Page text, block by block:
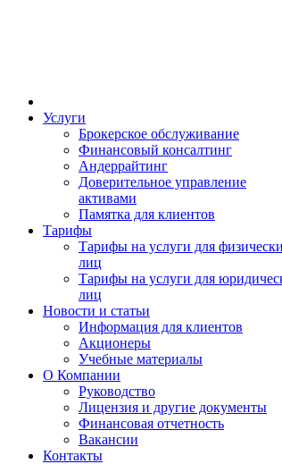
Услуги
Брокерское обслуживание
Финансовый консалтинг
Андеррайтинг
Доверительное управление
активами
Памятка для клиентов
Тарифы
Тарифы на услуги для
лиц
Тарифы на услуги для
лиц
Новости и статьи
Информация для клиентов
Акционеры
Учебные материалы
О Компании
Руководство
Лицензия и другие документы
Финансовая отчетность
Вакансии
Контакты